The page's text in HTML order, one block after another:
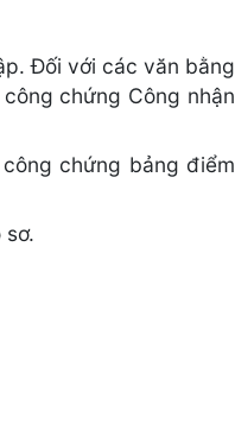
Đối với các văn bằng
chứng Công nhận
chứng bảng điểm
sơ.